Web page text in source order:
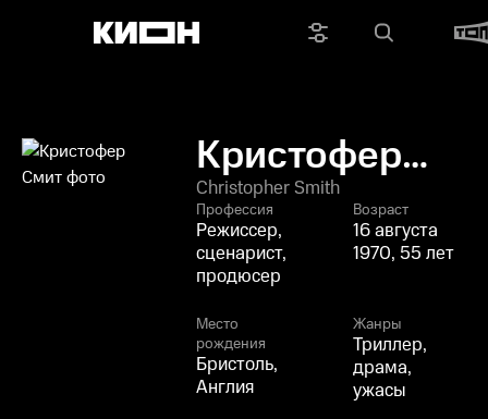
Кристофер
Смит
Christopher Smith
Профессия
Режиссер,
сценарист,
продюсер
Возраст
16 августа
1970, 55 лет
Место
рождения
Бристоль,
Англия
Жанры
Триллер,
драма,
ужасы